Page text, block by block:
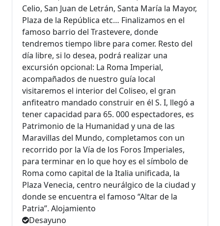
Celio, San Juan de Letrán, Santa María la Mayor,
Plaza de la República etc… Finalizamos en el
famoso barrio del Trastevere, donde
tendremos tiempo libre para comer. Resto del
día libre, si lo desea, podrá realizar una
excursión opcional: La Roma Imperial,
acompañados de nuestro guía local
visitaremos el interior del Coliseo, el gran
anfiteatro mandado construir en él S. I, llegó a
tener capacidad para 65. 000 espectadores, es
Patrimonio de la Humanidad y una de las
Maravillas del Mundo, completamos con un
recorrido por la Vía de los Foros Imperiales,
para terminar en lo que hoy es el símbolo de
Roma como capital de la Italia unificada, la
Plaza Venecia, centro neurálgico de la ciudad y
donde se encuentra el famoso “Altar de la
Patria”. Alojamiento
Desayuno